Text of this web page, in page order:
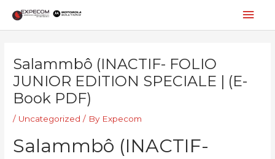
content
Salammbô (INACTIF- FOLIO
JUNIOR EDITION SPECIALE | (E-
Book PDF)
/ Uncategorized / By Expecom
Salammbô (INACTIF-